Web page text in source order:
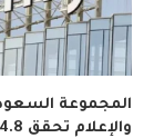
المجموعة